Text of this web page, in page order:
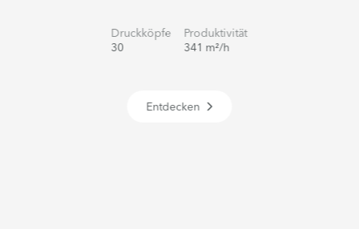
Druckköpfe
30
Produktivität
341 m²/h
Entdecken